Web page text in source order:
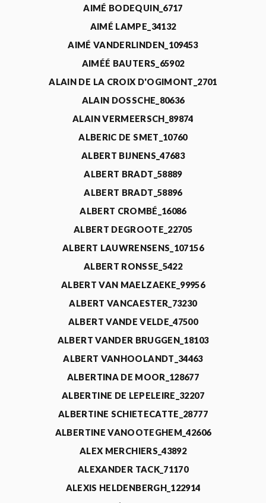
AIMÉ BODEQUIN_6717
AIMÉ LAMPE_34132
AIMÉ VANDERLINDEN_109453
AIMÉÉ BAUTERS_65902
ALAIN DE LA CROIX D'OGIMONT_2701
ALAIN DOSSCHE_80636
ALAIN VERMEERSCH_89874
ALBERIC DE SMET_10760
ALBERT BIJNENS_47683
ALBERT BRADT_58889
ALBERT BRADT_58896
ALBERT CROMBÉ_16086
ALBERT DEGROOTE_22705
ALBERT LAUWRENSENS_107156
ALBERT RONSSE_5422
ALBERT VAN MAELZAEKE_99956
ALBERT VANCAESTER_73230
ALBERT VANDE VELDE_47500
ALBERT VANDER BRUGGEN_18103
ALBERT VANHOOLANDT_34463
ALBERTINA DE MOOR_128677
ALBERTINE DE LEPELEIRE_32207
ALBERTINE SCHIETECATTE_28777
ALBERTINE VANOOTEGHEM_42606
ALEX MERCHIERS_43892
ALEXANDER TACK_71170
ALEXIS HELDENBERGH_122914